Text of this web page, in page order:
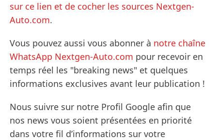
sur ce lien et de cocher les sources Nextgen-
Auto.com.
Vous pouvez aussi vous abonner à notre chaîne
WhatsApp Nextgen-Auto.com pour recevoir en
temps réel les "breaking news" et quelques
informations exclusives avant leur publication !
Nous suivre sur notre Profil Google afin que
nos news vous soient présentées en priorité
dans votre fil d’informations sur votre